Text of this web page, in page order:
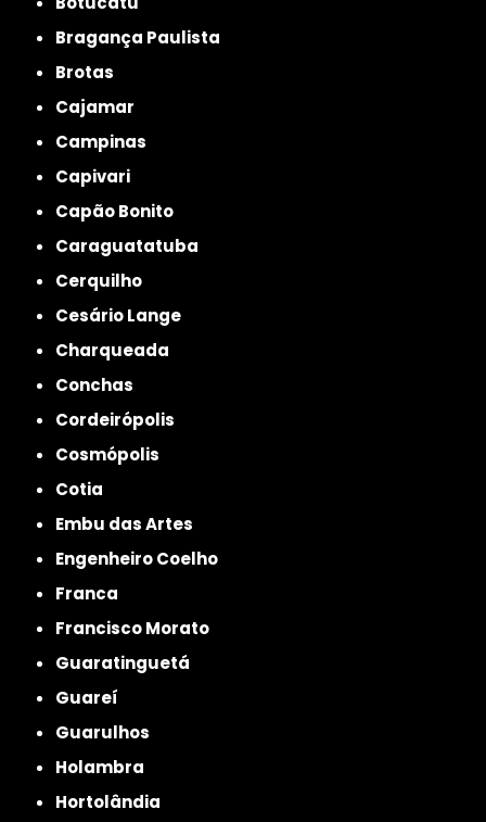
Bragança Paulista
Brotas
Cajamar
Campinas
Capivari
Capão Bonito
Caraguatatuba
Cerquilho
Cesário Lange
Charqueada
Conchas
Cordeirópolis
Cosmópolis
Cotia
Embu das Artes
Engenheiro Coelho
Franca
Francisco Morato
Guaratinguetá
Guareí
Guarulhos
Holambra
Hortolândia